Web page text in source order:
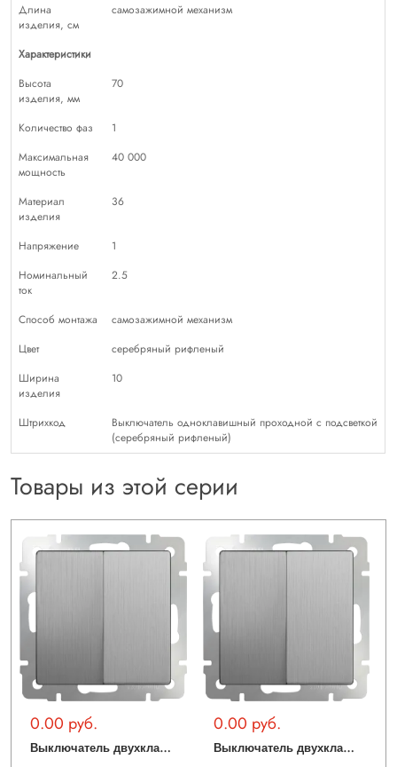
Длина
изделия, см
самозажимной механизм
Характеристики
Высота
изделия, мм
70
Количество фаз
1
Максимальная
мощность
40 000
Материал
изделия
36
Напряжение
1
Номинальный
ток
2.5
Способ монтажа
самозажимной механизм
Цвет
серебряный рифленый
Ширина
изделия
10
Штрихкод
Выключатель одноклавишный проходной с подсветкой
(cеребряный рифленый)
Товары из этой серии
0.00 руб.
В
ыключатель двухклавишный проходной (cеребряный рифленый) WL09-SW-2G-2W
0.00 руб.
В
ыключатель двухклавишный (cеребряный рифленый) WL09-SW-2G